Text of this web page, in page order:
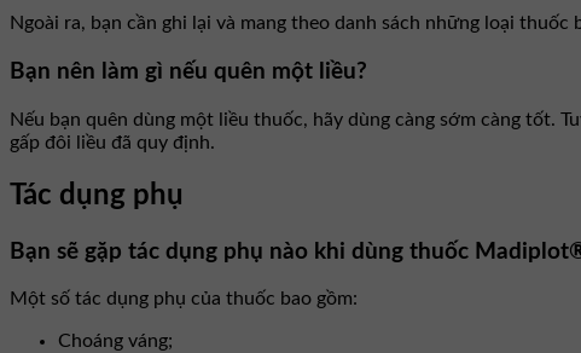
Ngoài ra, bạn cần ghi lại và mang theo danh sách những loại
Bạn nên làm gì nếu quên một liều?
Nếu bạn quên dùng một liều thuốc, hãy dùng càng sớm càng tốt.
gấp đôi liều đã quy định.
Tác dụng phụ
Bạn sẽ gặp tác dụng phụ nào khi dùng thuốc
Một số tác dụng phụ của thuốc bao gồm:
Choáng váng;